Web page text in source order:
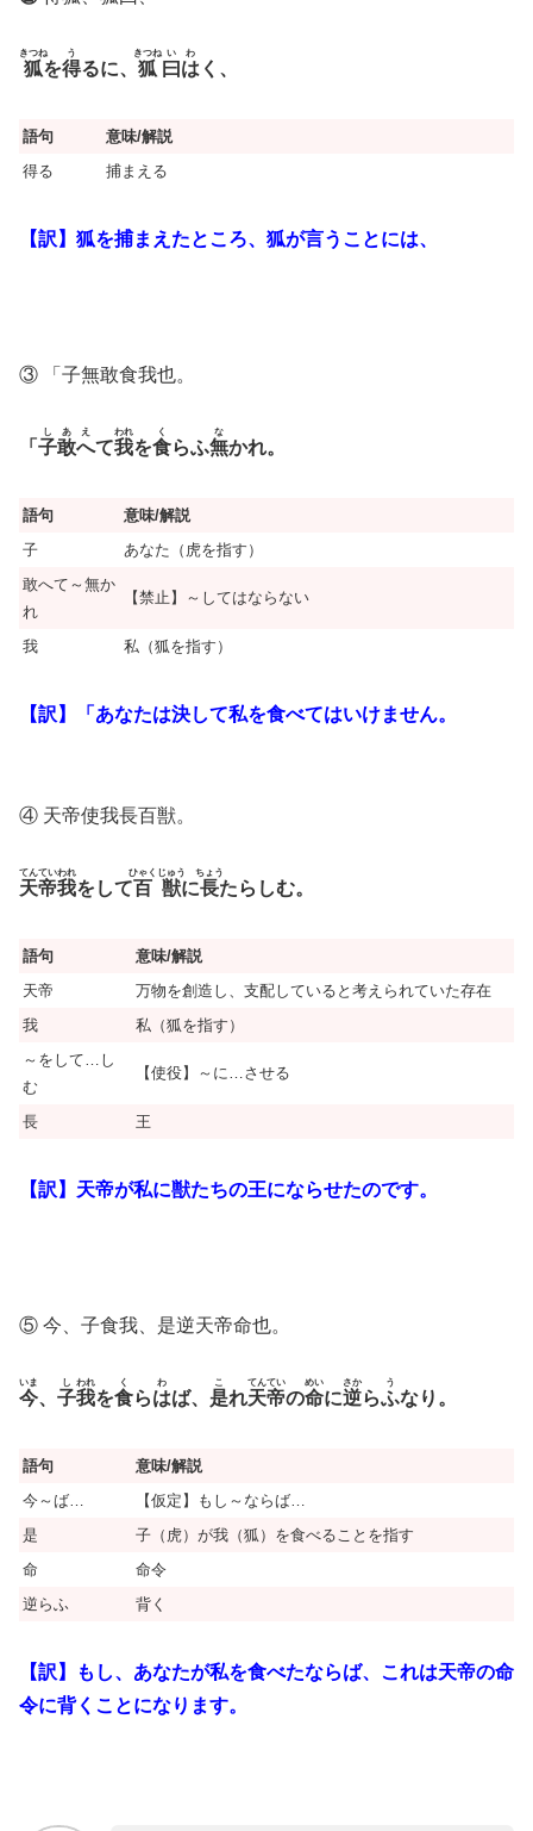
狐
きつね
を得
う
るに、 狐
きつね
曰
い
は
わ
く、
語句
意味/解説
得る
捕まえる
【訳】狐を捕まえたところ、狐が言うことには、
③ 「子無敢食我也。
「 子
し
敢
あ
へ
え
て我
われ
を食
く
らふ無
な
かれ。
語句
意味/解説
子
あなた（虎を指す）
敢へて～無か
れ
【禁止】～してはならない
我 私（狐を指す）
【訳】「あなたは決して私を食べてはいけません。
④ 天帝使我長百獣。
天帝
てんてい
我
われ
をして百獣
ひゃくじゅう
に長
ちょう
たらしむ。
語句
意味/解説
天帝
万物を創造し、支配していると考えられていた存在
我
私（狐を指す）
～をして…し
む
【使役】～に…させる
長 王
【訳】天帝が私に獣たちの王にならせたのです。
⑤ 今、子食我、是逆天帝命也。
今
いま
、 子
し
我
われ
を食
く
らは
わ
ば、 是
こ
れ天帝
てんてい
の命
めい
に逆
さか
らふ
う
なり。
語句
意味/解説
今～ば…
【仮定】もし～ならば…
是
子（虎）が我（狐）を食べることを指す
命
命令
逆らふ
背く
【訳】もし、あなたが私を食べたならば、これは天帝の命
令に背くことになります。